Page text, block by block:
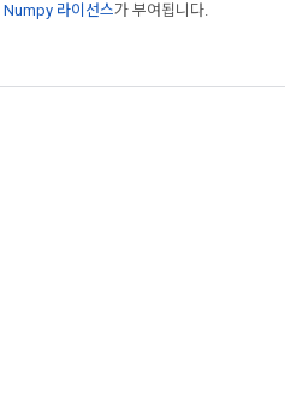
Numpy 라이선스가 부여됩니다.